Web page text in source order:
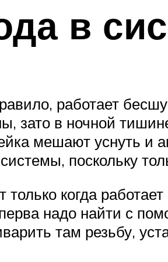
в
работает
зато в ночной
мешают уснуть и
поскольку
только когда
надо найти с
там резьбу,